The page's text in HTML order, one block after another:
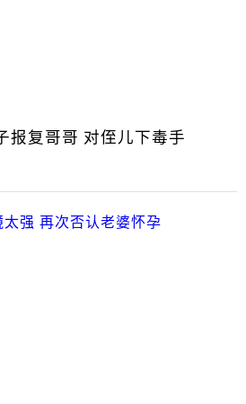
报复哥哥 对侄儿下毒手